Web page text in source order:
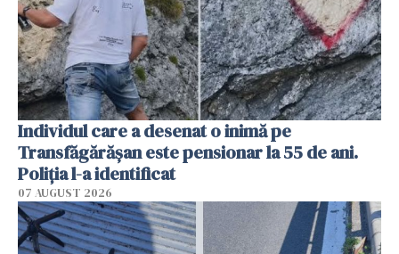
Individul care a desenat o inimă pe
Transfăgărășan este pensionar la 55 de ani.
Poliția l-a identificat
07 AUGUST 2026